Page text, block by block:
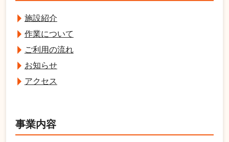
施設紹介
作業について
ご利用の流れ
お知らせ
アクセス
事業内容